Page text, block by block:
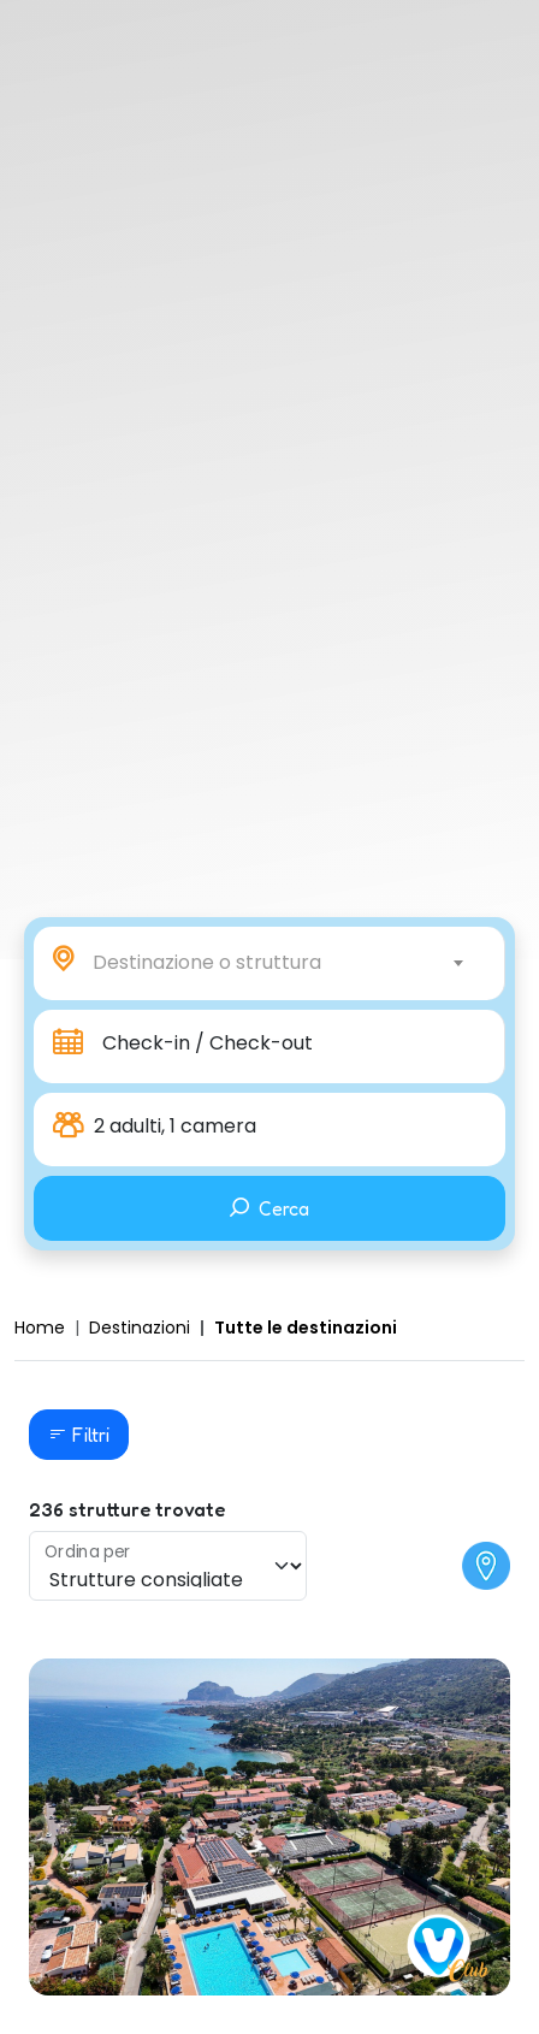
Destinazione o struttura
Check-in / Check-out
2 adulti, 1 camera
Cerca
Home Destinazioni Tutte le destinazioni
Filtri
236 strutture trovate
Ordina per